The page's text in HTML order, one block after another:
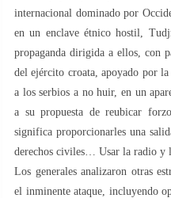
internacional dominado por
en un enclave étnico hostil,
propaganda dirigida a ellos, con
del ejército croata, apoyado por
a los serbios a no huir, en un
a su propuesta de reubicar
significa proporcionarles una
derechos civiles… Usar la radio y
Los generales analizaron otras
el inminente ataque, incluyendo